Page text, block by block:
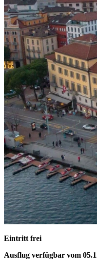
Eintritt frei
Ausflug verfügbar vom